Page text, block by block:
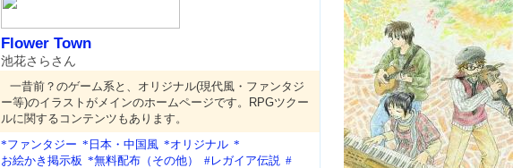
Flower Town
池花さらさん
一昔前？のゲーム系と、オリジナル(現代風・ファンタジ
ー等)のイラストがメインのホームページです。RPGツクー
ルに関するコンテンツもあります。
*ファンタジー *日本・中国風 *オリジナル *
お絵かき掲示板 *無料配布（その他） #レガイア伝説 #